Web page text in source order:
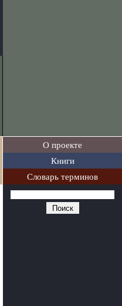
О проекте
Книги
Словарь терминов